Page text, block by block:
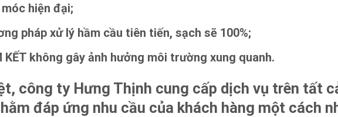
hiện đại;
pháp xử lý hầm cầu tiên tiến, sạch sẽ 100%;
KẾT không gây ảnh hưởng môi trường xung quanh.
công ty Hưng Thịnh cung cấp dịch vụ trên tất
đáp ứng nhu cầu của khách hàng một cách